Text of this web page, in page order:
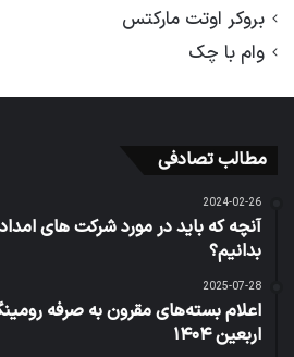
بروکر اوتت مارکتس
وام با چک
مطالب تصادفی
2024-02-26
آنچه که باید در مورد شرکت های امداد
بدانیم؟
2025-07-28
اعلام بسته‌های مقرون‌ به‌ صرفه
اربعین ۱۴۰۴